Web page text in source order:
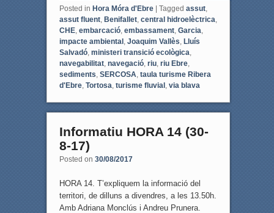
Posted in Hora Móra d'Ebre | Tagged assut,
assut fluent, Benifallet, central hidroelèctrica
CHE, embarcació, embassament, Garcia
impacte ambiental, Joaquim Vallès Lluís
Salvadó, ministeri transició ecològica
navegabilitat, navegació, riu, riu Ebre,
sediments SERCOSA taula turisme Ribera
d'Ebre, Tortosa turisme fluvial, via blava
Informatiu HORA 14 (30-
8-17)
Posted on 30/08/2017
HORA 14. T’expliquem la informació del
territori, de dilluns a divendres, a les 13.50h.
Amb Adriana Monclús i Andreu Prunera.